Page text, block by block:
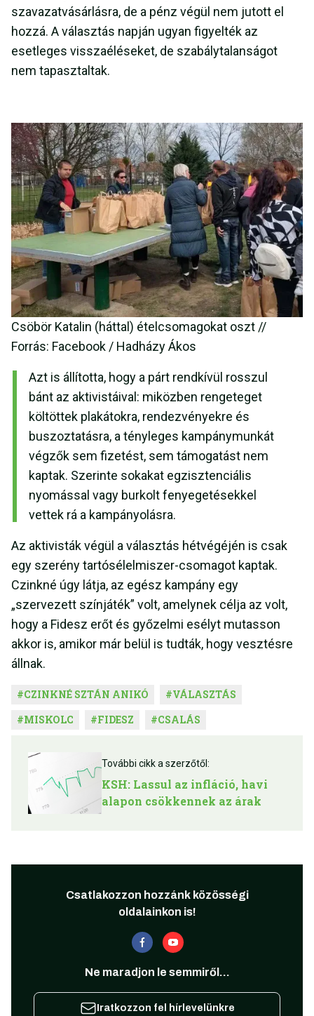
szavazatvásárlásra, de a pénz végül nem jutott el
hozzá. A választás napján ugyan figyelték az
esetleges visszaéléseket, de szabálytalanságot
nem tapasztaltak.
Csöbör Katalin (háttal) ételcsomagokat oszt //
Forrás: Facebook / Hadházy Ákos
Azt is állította, hogy a párt rendkívül rosszul
bánt az aktivistáival: miközben rengeteget
költöttek plakátokra, rendezvényekre és
buszoztatásra, a tényleges kampánymunkát
végzők sem fizetést, sem támogatást nem
kaptak. Szerinte sokakat egzisztenciális
nyomással vagy burkolt fenyegetésekkel
vettek rá a kampányolásra.
Az aktivisták végül a választás hétvégéjén is csak
egy szerény tartósélelmiszer-csomagot kaptak.
Czinkné úgy látja, az egész kampány egy
„szervezett színjáték” volt, amelynek célja az volt,
hogy a Fidesz erőt és győzelmi esélyt mutasson
akkor is, amikor már belül is tudták, hogy vesztésre
állnak.
#CZINKNÉ SZTÁN ANIKÓ #VÁLASZTÁS
#MISKOLC #FIDESZ #CSALÁS
További cikk a szerzőtől:
KSH: Lassul az infláció, havi
alapon csökkennek az árak
Csatlakozzon hozzánk közösségi
oldalainkon is!
Ne maradjon le semmiről...
Iratkozzon fel hírlevelünkre